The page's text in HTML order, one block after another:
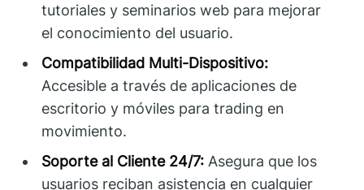
tutoriales y seminarios web para mejorar
el conocimiento del usuario.
Compatibilidad Multi-Dispositivo:
Accesible a través de aplicaciones de
escritorio y móviles para trading en
movimiento.
Soporte al Cliente 24/7: Asegura que los
usuarios reciban asistencia en cualquier